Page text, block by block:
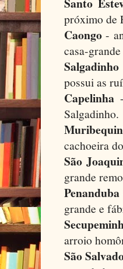
próximo de
Caongo -
casa-
Salgadinho
possui as
Capelinha
Salgadinho.
cachoeira
São
grande
Penanduba
grande e
arroio
São